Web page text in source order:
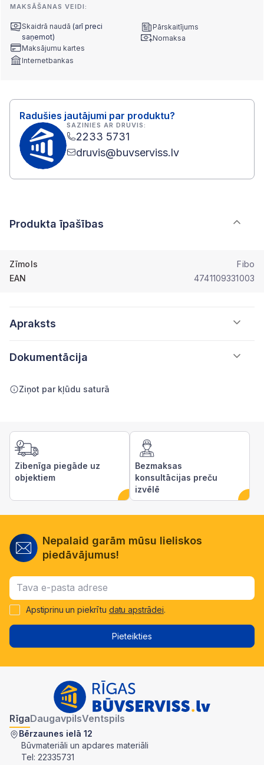
MAKSĀŠANAS VEIDI:
Skaidrā naudā (arī preci
saņemot)
Maksājumu kartes
Internetbankas
Pārskaitījums
Nomaksa
Radušies jautājumi par produktu?
SAZINIES AR DRUVIS:
2233 5731
druvis@buvserviss.lv
Produkta īpašības
Zīmols
Fibo
EAN
4741109331003
Apraksts
Dokumentācija
Ziņot par kļūdu saturā
Zibenīga piegāde uz
objektiem
Bezmaksas
konsultācijas preču
izvēlē
Nepalaid garām mūsu lieliskos
piedāvājumus!
Apstiprinu un piekrītu datu apstrādei.
Pieteikties
RīgaDaugavpilsVentspils
Bērzaunes ielā 12
Būvmateriāli un apdares materiāli
Tel: 22335731